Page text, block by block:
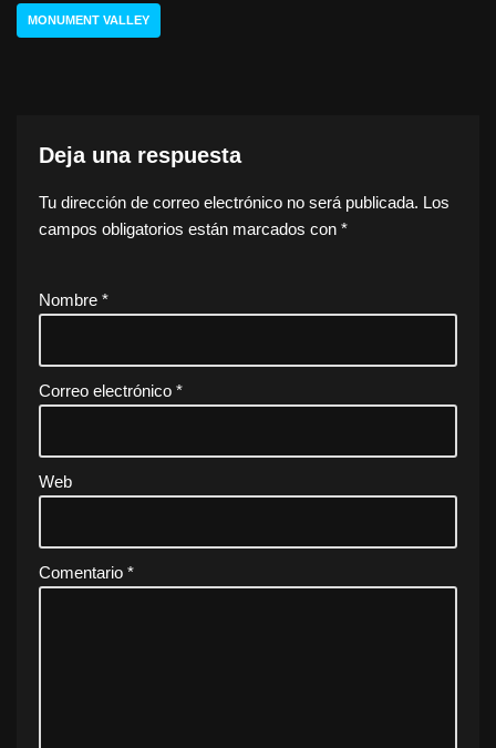
MONUMENT VALLEY
Deja una respuesta
Tu dirección de correo electrónico no será publicada. Los
campos obligatorios están marcados con *
Nombre *
Correo electrónico *
Web
Comentario *